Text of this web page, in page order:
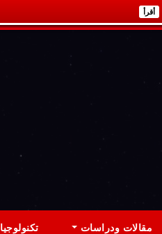
أقرأ
مقالات ودراسات تكنولوجيا